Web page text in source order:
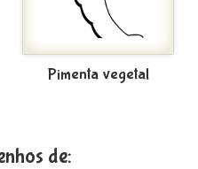
Pimenta vegetal
de: